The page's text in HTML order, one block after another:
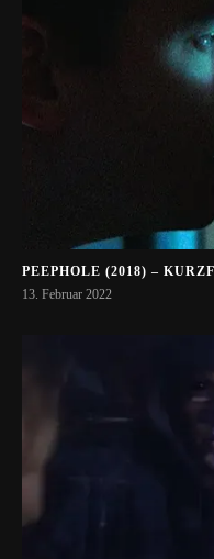
PEEPHOLE (2018) –
13. Februar 2022